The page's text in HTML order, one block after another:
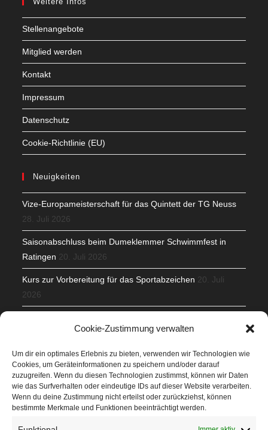
Cookie-Zustimmung verwalten
Um dir ein optimales Erlebnis zu bieten, verwenden wir Technologien wie
Cookies, um Geräteinformationen zu speichern und/oder darauf
zuzugreifen. Wenn du diesen Technologien zustimmst, können wir Daten
wie das Surfverhalten oder eindeutige IDs auf dieser Website verarbeiten.
Wenn du deine Zustimmung nicht erteilst oder zurückziehst, können
bestimmte Merkmale und Funktionen beeinträchtigt werden.
Stellenangebote
Mitglied werden
Kontakt
Impressum
Datenschutz
Cookie-Richtlinie (EU)
Neuigkeiten
Vize-Europameisterschaft für das Quintett der TG Neuss
28. Juli 2026
Saisonabschluss beim Dumeklemmer Schwimmfest in
Ratingen 20. Juli 2026
Kurs zur Vorbereitung für das Sportabzeichen 20. Juli
2026
Veranstaltungen
Höffner Run